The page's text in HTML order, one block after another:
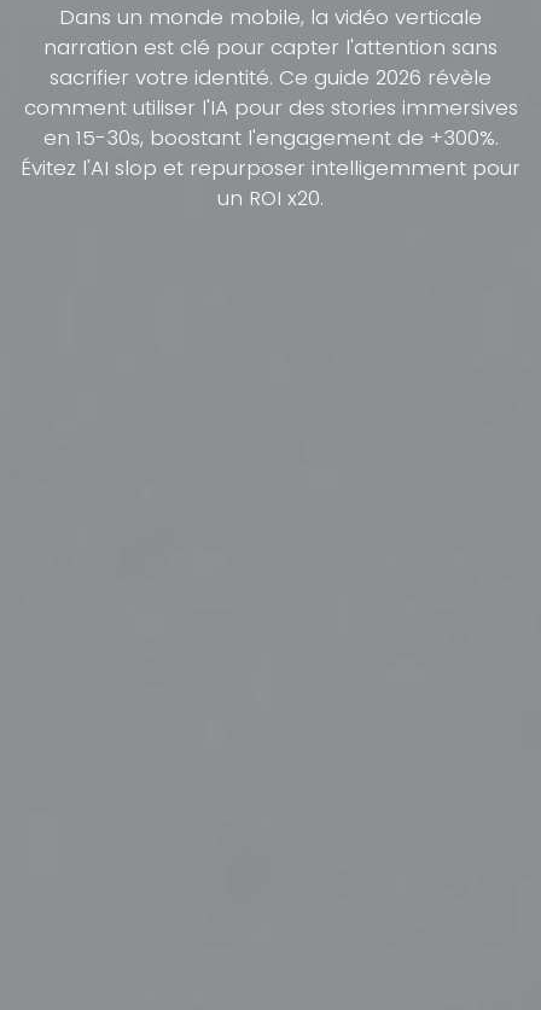
Dans un monde mobile, la vidéo verticale
narration est clé pour capter l'attention sans
sacrifier votre identité. Ce guide 2026 révèle
comment utiliser l'IA pour des stories immersives
en 15-30s, boostant l'engagement de +300%.
Évitez l'AI slop et repurposer intelligemment pour
un ROI x20.